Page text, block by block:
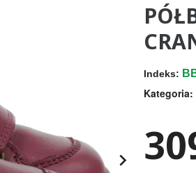

Indeks:
Kategoria: